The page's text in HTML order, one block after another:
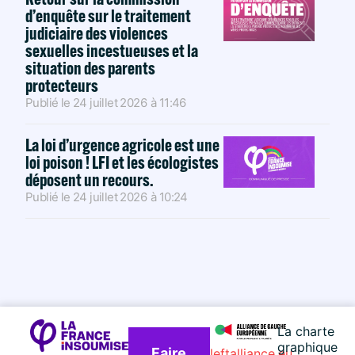
d’enquête sur le traitement
judiciaire des violences
sexuelles incestueuses et la
situation des parents
protecteurs
Publié le 24 juillet 2026 à 11:46
La loi d’urgence agricole est une
loi poison ! LFI et les écologistes
déposent un recours.
Publié le 24 juillet 2026 à 10:24
La charte
graphique